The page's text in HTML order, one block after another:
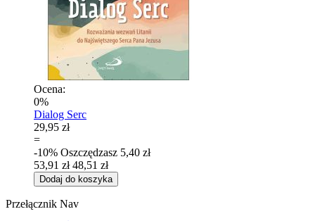
Ocena:
0%
Dialog Serc
29,95 zł
=
-10% Oszczędzasz 5,40 zł
53,91 zł 48,51 zł
Dodaj do koszyka
Przełącznik Nav